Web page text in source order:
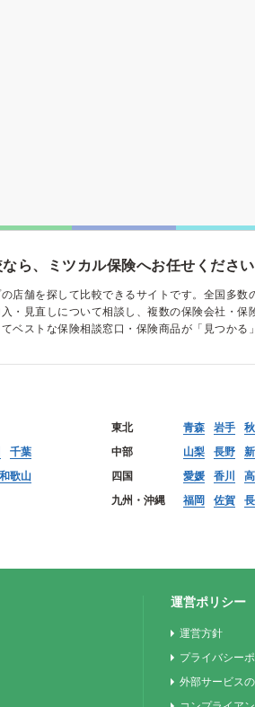
ら、ミツカル保険へお任せください
店舗を探して比較できるサイトです。全国多
・見直しについて相談し、複数の保険会社・
ベストな保険相談窓口・保険商品が「見つかる
東北 青森 岩手
千葉 中部 山梨 長野
和歌山 四国 愛媛 香川
九州・沖縄 福岡 佐賀
運営ポリシー
運営方針
プライバシー
外部サービス